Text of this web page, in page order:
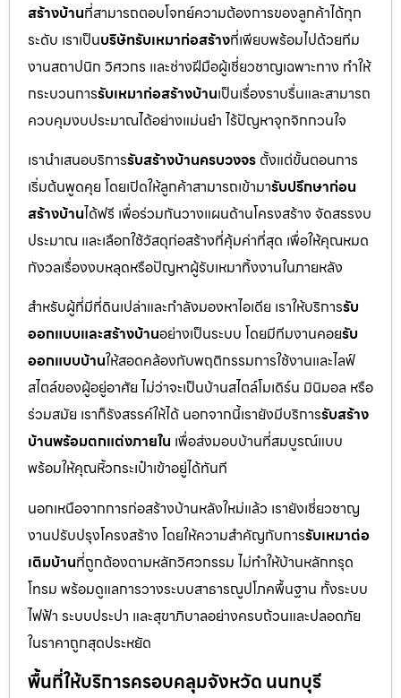
สร้างบ้านที่สามารถตอบโจทย์ความต้องการของลูกค้าได้ทุก
ระดับ เราเป็นบริษัทรับเหมาก่อสร้างที่เพียบพร้อมไปด้วยทีม
งานสถาปนิก วิศวกร และช่างฝีมือผู้เชี่ยวชาญเฉพาะทาง ทำให้
กระบวนการรับเหมาก่อสร้างบ้านเป็นเรื่องราบรื่นและสามารถ
ควบคุมงบประมาณได้อย่างแม่นยำ ไร้ปัญหาจุกจิกกวนใจ
เรานำเสนอบริการรับสร้างบ้านครบวงจร ตั้งแต่ขั้นตอนการ
เริ่มต้นพูดคุย โดยเปิดให้ลูกค้าสามารถเข้ามารับปรึกษาก่อน
สร้างบ้านได้ฟรี เพื่อร่วมกันวางแผนด้านโครงสร้าง จัดสรรงบ
ประมาณ และเลือกใช้วัสดุก่อสร้างที่คุ้มค่าที่สุด เพื่อให้คุณหมด
กังวลเรื่องงบหลุดหรือปัญหาผู้รับเหมาทิ้งงานในภายหลัง
สำหรับผู้ที่มีที่ดินเปล่าและกำลังมองหาไอเดีย เราให้บริการรับ
ออกแบบและสร้างบ้านอย่างเป็นระบบ โดยมีทีมงานคอยรับ
ออกแบบบ้านให้สอดคล้องกับพฤติกรรมการใช้งานและไลฟ์
สไตล์ของผู้อยู่อาศัย ไม่ว่าจะเป็นบ้านสไตล์โมเดิร์น มินิมอล หรือ
ร่วมสมัย เราก็รังสรรค์ให้ได้ นอกจากนี้เรายังมีบริการรับสร้าง
บ้านพร้อมตกแต่งภายใน เพื่อส่งมอบบ้านที่สมบูรณ์แบบ
พร้อมให้คุณหิ้วกระเป๋าเข้าอยู่ได้ทันที
นอกเหนือจากการก่อสร้างบ้านหลังใหม่แล้ว เรายังเชี่ยวชาญ
งานปรับปรุงโครงสร้าง โดยให้ความสำคัญกับการรับเหมาต่อ
เติมบ้านที่ถูกต้องตามหลักวิศวกรรม ไม่ทำให้บ้านหลักทรุด
โทรม พร้อมดูแลการวางระบบสาธารณูปโภคพื้นฐาน ทั้งระบบ
ไฟฟ้า ระบบประปา และสุขาภิบาลอย่างครบถ้วนและปลอดภัย
ในราคาถูกสุดประหยัด
พื้นที่ให้บริการครอบคลุมจังหวัด นนทบุรี